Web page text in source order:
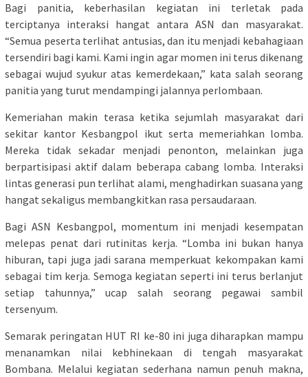
Bagi panitia, keberhasilan kegiatan ini terletak pada
terciptanya interaksi hangat antara ASN dan masyarakat.
“Semua peserta terlihat antusias, dan itu menjadi kebahagiaan
tersendiri bagi kami. Kami ingin agar momen ini terus dikenang
sebagai wujud syukur atas kemerdekaan,” kata salah seorang
panitia yang turut mendampingi jalannya perlombaan.
Kemeriahan makin terasa ketika sejumlah masyarakat dari
sekitar kantor Kesbangpol ikut serta memeriahkan lomba.
Mereka tidak sekadar menjadi penonton, melainkan juga
berpartisipasi aktif dalam beberapa cabang lomba. Interaksi
lintas generasi pun terlihat alami, menghadirkan suasana yang
hangat sekaligus membangkitkan rasa persaudaraan.
Bagi ASN Kesbangpol, momentum ini menjadi kesempatan
melepas penat dari rutinitas kerja. “Lomba ini bukan hanya
hiburan, tapi juga jadi sarana memperkuat kekompakan kami
sebagai tim kerja. Semoga kegiatan seperti ini terus berlanjut
setiap tahunnya,” ucap salah seorang pegawai sambil
tersenyum.
Semarak peringatan HUT RI ke-80 ini juga diharapkan mampu
menanamkan nilai kebhinekaan di tengah masyarakat
Bombana. Melalui kegiatan sederhana namun penuh makna,